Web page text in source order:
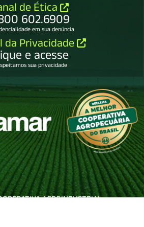
de Ética
602.6909
em sua denúncia
da Privacidade
e acesse
sua privacidade
AGROINDUSTRIAL